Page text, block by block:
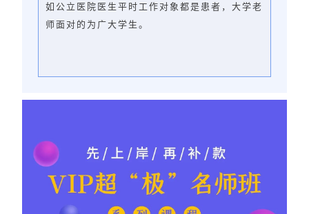
如公立医院医生平时工作对象都是患者，大学老
师面对的为广大学生。